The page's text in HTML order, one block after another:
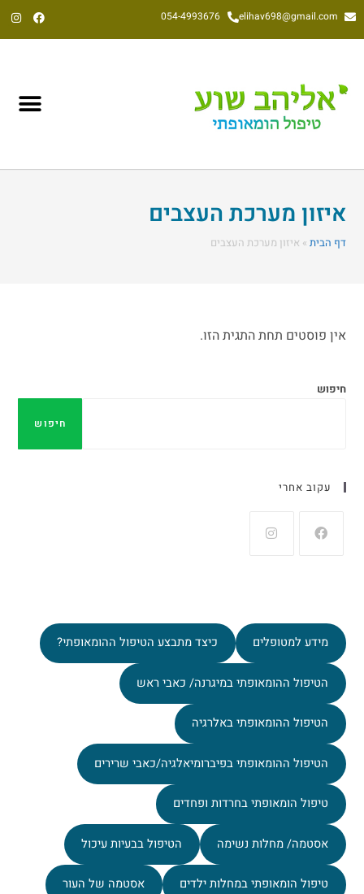
elihav698@gmail.com
054-4993676
איזון מערכת העצבים
דף הבית » איזון מערכת העצבים
אין פוסטים תחת התגית הזו.
חיפוש
חיפוש
עקוב אחרי
מידע למטופלים כיצד מתבצע הטיפול ההומאופתי?
הטיפול ההומאופתי במיגרנה/ כאבי ראש
הטיפול ההומאופתי באלרגיה
הטיפול ההומאופתי בפיברומיאלגיה/כאבי שרירים
טיפול הומאופתי בחרדות ופחדים
אסטמה/ מחלות נשימה הטיפול בבעיות עיכול
טיפול הומאופתי במחלות ילדים אסטמה של העור